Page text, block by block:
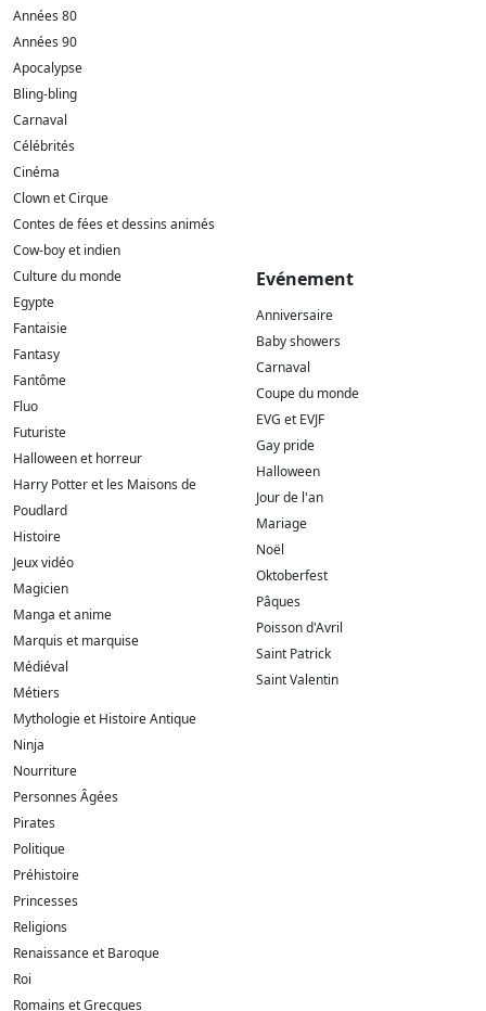
Années 80
Années 90
Apocalypse
Bling-bling
Carnaval
Célébrités
Cinéma
Clown et Cirque
Contes de fées et dessins animés
Cow-boy et indien
Culture du monde
Egypte
Fantaisie
Fantasy
Fantôme
Fluo
Futuriste
Halloween et horreur
Harry Potter et les Maisons de
Poudlard
Histoire
Jeux vidéo
Magicien
Manga et anime
Marquis et marquise
Médiéval
Métiers
Mythologie et Histoire Antique
Ninja
Nourriture
Personnes Âgées
Pirates
Politique
Préhistoire
Princesses
Religions
Renaissance et Baroque
Roi
Romains et Grecques
Evénement
Anniversaire
Baby showers
Carnaval
Coupe du monde
EVG et EVJF
Gay pride
Halloween
Jour de l'an
Mariage
Noël
Oktoberfest
Pâques
Poisson d'Avril
Saint Patrick
Saint Valentin